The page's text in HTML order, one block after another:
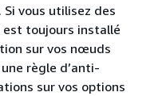
. Si vous utilisez des
est toujours installé
sur vos nœuds
règle d’anti-
sur vos options